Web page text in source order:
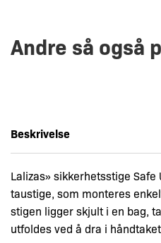
Andre så også
Beskrivelse
Lalizas» sikkerhetsstige
taustige, som monteres
stigen ligger skjult i en bag,
utfoldes ved å dra i